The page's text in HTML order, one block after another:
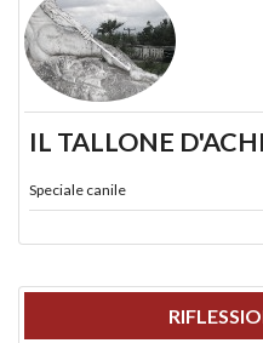
IL TALLONE
Speciale canile